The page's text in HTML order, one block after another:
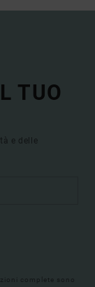
TUO
e delle
complete sono